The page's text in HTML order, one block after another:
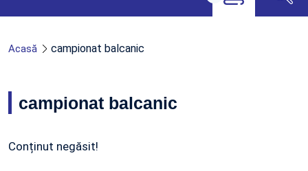
Acasă campionat balcanic
campionat balcanic
Conținut negăsit!